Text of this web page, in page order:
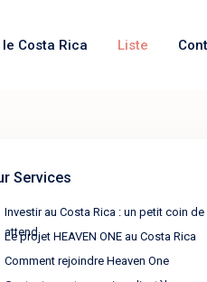
Costa Rica Liste
Services
Investir au Costa Rica : un petit coin
attend
Le projet HEAVEN ONE au Costa Rica
Comment rejoindre Heaven One